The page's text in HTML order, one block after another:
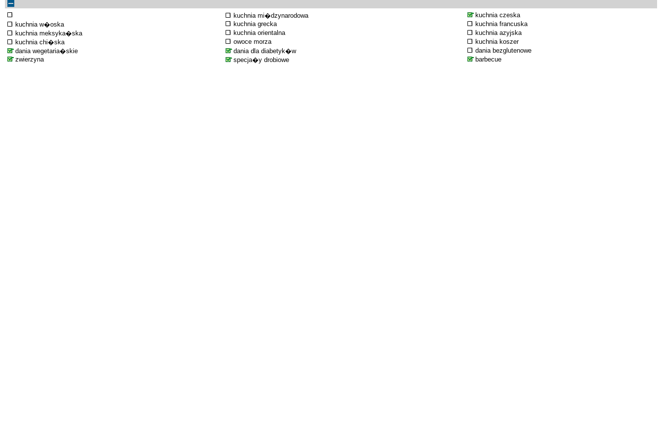
kuchnia mi�dzynarodowa
kuchnia czeska
kuchnia w�oska
kuchnia grecka
kuchnia francuska
kuchnia meksyka�ska
kuchnia orientalna
kuchnia azyjska
kuchnia chi�ska
owoce morza
kuchnia koszer
dania wegetaria�skie
dania dla diabetyk�w
dania bezglutenowe
zwierzyna
specja�y drobiowe barbecue